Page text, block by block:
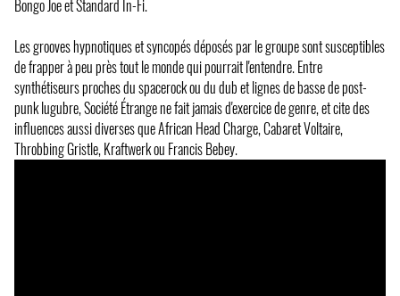
Bongo Joe et Standard In-Fi.
Les grooves hypnotiques et syncopés déposés par le groupe sont susceptibles
de frapper à peu près tout le monde qui pourrait l'entendre. Entre
synthétiseurs proches du spacerock ou du dub et lignes de basse de post-
punk lugubre, Société Étrange ne fait jamais d'exercice de genre, et cite des
influences aussi diverses que African Head Charge, Cabaret Voltaire,
Throbbing Gristle, Kraftwerk ou Francis Bebey.